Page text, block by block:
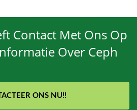
Contact Met Ons Op
Over Ceph
ONS NU!!